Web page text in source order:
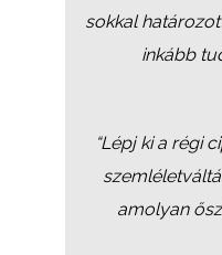
sokkal
inkább
“Lépj ki a régi
amolyan